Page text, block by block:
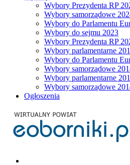
Wybory Prezydenta RP
Wybory samorządowe
Wybory do Parlamentu
Wybory do sejmu 2023
Wybory Prezydenta RP
Wybory parlamentarne
Wybory do Parlamentu
Wybory samorządowe
Wybory parlamentarne
Wybory samorządowe
Ogłoszenia